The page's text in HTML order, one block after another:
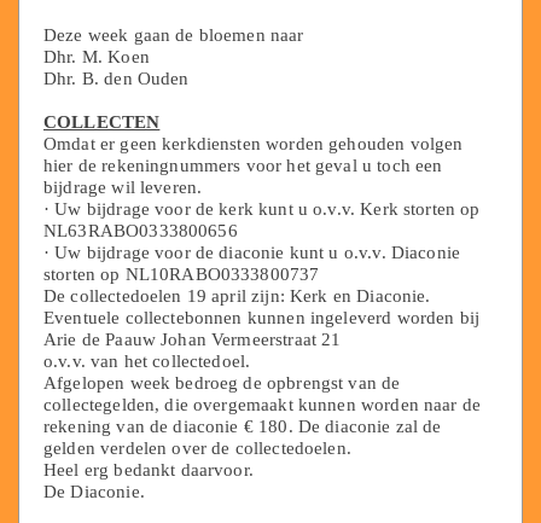
Deze week gaan de bloemen naar
Dhr. M. Koen
Dhr. B. den Ouden
COLLECTEN
Omdat er geen kerkdiensten worden gehouden volgen
hier de rekeningnummers voor het geval u toch een
bijdrage wil leveren.
· Uw bijdrage voor de kerk kunt u o.v.v. Kerk storten op
NL63RABO0333800656
· Uw bijdrage voor de diaconie kunt u o.v.v. Diaconie
storten op NL10RABO0333800737
De collectedoelen 19 april zijn: Kerk en Diaconie.
Eventuele collectebonnen kunnen ingeleverd worden bij
Arie de Paauw Johan Vermeerstraat 21
o.v.v. van het collectedoel.
Afgelopen week bedroeg de opbrengst van de
collectegelden, die overgemaakt kunnen worden naar de
rekening van de diaconie € 180. De diaconie zal de
gelden verdelen over de collectedoelen.
Heel erg bedankt daarvoor.
De Diaconie.